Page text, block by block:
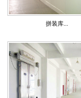
拼装库...